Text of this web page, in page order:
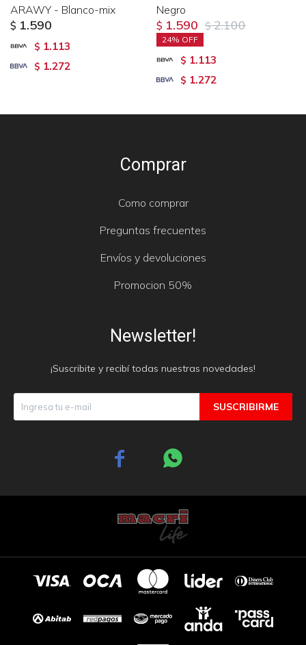
ARAWY - Blanco-mix
$ 1.590
$ 1.113
$ 1.272
Negro
$ 1.590 $ 2.100
24
$ 1.113
$ 1.272
Comprar
Como comprar
Preguntas frecuentes
Envíos y devoluciones
Promocion 50%
Newsletter!
¡Suscribite y recibí todas nuestras novedades!
SUSCRIBIRME
 